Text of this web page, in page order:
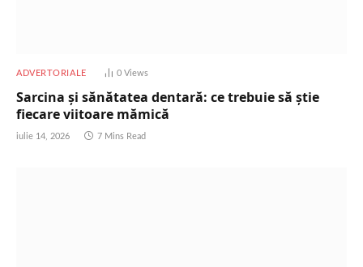
ADVERTORIALE 0 Views
Sarcina și sănătatea dentară: ce trebuie să știe
fiecare viitoare mămică
iulie 14, 2026 7 Mins Read